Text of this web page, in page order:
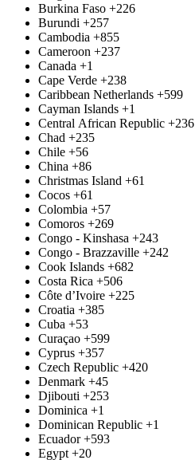
Burkina Faso +226
Burundi +257
Cambodia +855
Cameroon +237
Canada +1
Cape Verde +238
Caribbean Netherlands +599
Cayman Islands +1
Central African Republic +236
Chad +235
Chile +56
China +86
Christmas Island +61
Cocos +61
Colombia +57
Comoros +269
Congo - Kinshasa +243
Congo - Brazzaville +242
Cook Islands +682
Costa Rica +506
Côte d’Ivoire +225
Croatia +385
Cuba +53
Curaçao +599
Cyprus +357
Czech Republic +420
Denmark +45
Djibouti +253
Dominica +1
Dominican Republic +1
Ecuador +593
Egypt +20